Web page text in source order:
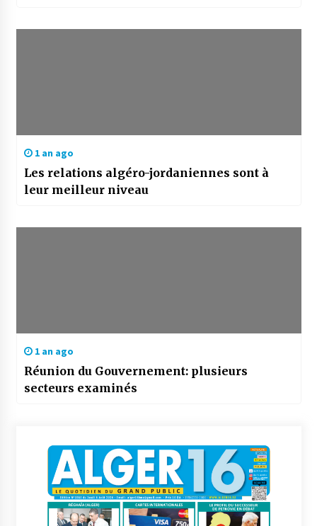
1 an ago
Les relations algéro-jordaniennes sont à
leur meilleur niveau
1 an ago
Réunion du Gouvernement: plusieurs
secteurs examinés